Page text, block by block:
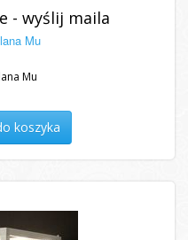
- wyślij maila
Mu
Mu
koszyka